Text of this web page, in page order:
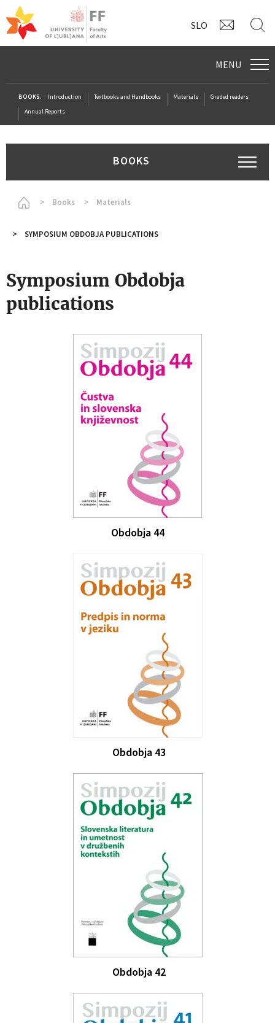
SLO
MENU
BOOKS: Introduction Textbooks and Handbooks Materials
Graded readers
Annual Reports
BOOKS
Homepage
Books Materials
SYMPOSIUM OBDOBJA PUBLICATIONS
Symposium Obdobja
publications
Obdobja 44
Obdobja 43
Obdobja 42